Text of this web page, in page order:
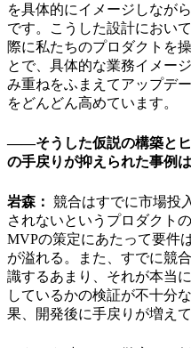
を具体的にイメージしなが
です。こうした設計におい
際に私たちのプロダクトを
とで、具体的な業務イメー
み重ねをふまえてアップデ
をどんどん高めています。
――そうした仮説の構築と
の手戻りが抑えられた事例
岩森： 競合はすでに市場投
されないというプロダクト
MVPの策定にあたって要件
が溢れる。また、すでに競
識するあまり、それが本当
しているかの検証が不十分
果、開発後に手戻りが増え